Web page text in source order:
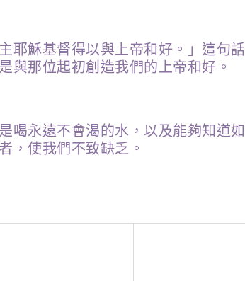
耶穌基督得以與上帝和好。」這句
與那位起初創造我們的上帝和好。
喝永遠不會渴的水，以及能夠知道
，使我們不致缺乏。